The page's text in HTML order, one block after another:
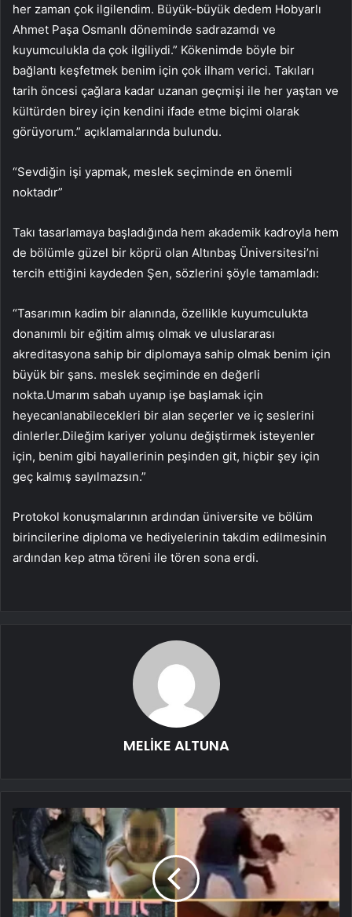
her zaman çok ilgilendim. Büyük-büyük dedem Hobyarlı
Ahmet Paşa Osmanlı döneminde sadrazamdı ve
kuyumculukla da çok ilgiliydi.” Kökenimde böyle bir
bağlantı keşfetmek benim için çok ilham verici. Takıları
tarih öncesi çağlara kadar uzanan geçmişi ile her yaştan ve
kültürden birey için kendini ifade etme biçimi olarak
görüyorum.” açıklamalarında bulundu.
“Sevdiğin işi yapmak, meslek seçiminde en önemli
noktadır”
Takı tasarlamaya başladığında hem akademik kadroyla hem
de bölümle güzel bir köprü olan Altınbaş Üniversitesi’ni
tercih ettiğini kaydeden Şen, sözlerini şöyle tamamladı:
“Tasarımın kadim bir alanında, özellikle kuyumculukta
donanımlı bir eğitim almış olmak ve uluslararası
akreditasyona sahip bir diplomaya sahip olmak benim için
büyük bir şans. meslek seçiminde en değerli
nokta.Umarım sabah uyanıp işe başlamak için
heyecanlanabilecekleri bir alan seçerler ve iç seslerini
dinlerler.Dileğim kariyer yolunu değiştirmek isteyenler
için, benim gibi hayallerinin peşinden git, hiçbir şey için
geç kalmış sayılmazsın.”
Protokol konuşmalarının ardından üniversite ve bölüm
birincilerine diploma ve hediyelerinin takdim edilmesinin
ardından kep atma töreni ile tören sona erdi.
MELİKE ALTUNA